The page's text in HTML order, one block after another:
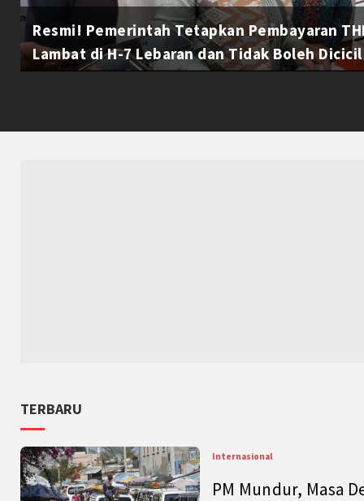
Resmi! Pemerintah Tetapkan Pembayaran
Lambat di H-7 Lebaran dan Tidak Boleh Dicicil
TERBARU
Internasional
PM Mundur, Masa